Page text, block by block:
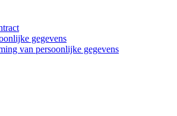
gegevens
van persoonlijke gegevens